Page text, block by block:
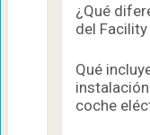
¿Qué
del
Qué
coche